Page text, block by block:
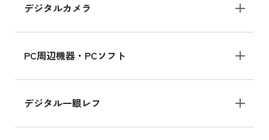
デジタルカメラ
PC周辺機器・PCソフト
デジタル一眼レフ
MK2K3J/Aの新品買取価格はこちら